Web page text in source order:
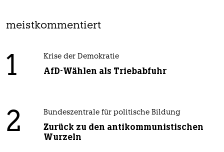
meistkommentiert
1 Krise der Demokratie
AfD-Wählen als Triebabfuhr
2 Bundeszentrale für politische Bildung
Zurück zu den antikommunistischen
Wurzeln